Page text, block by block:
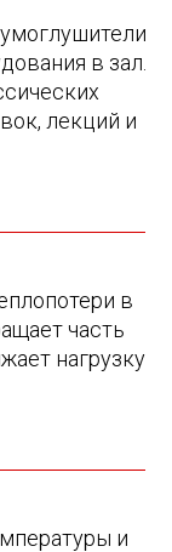
в зал.
лекций и
в
часть
нагрузку
и